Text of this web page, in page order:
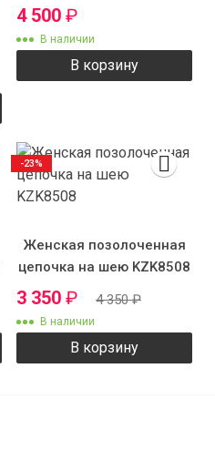
4 500 ₽
В наличии
В корзину
Женская позолоченная
цепочка на шею KZK8508
3 350 ₽ 4 350₽
В наличии
В корзину
-23%